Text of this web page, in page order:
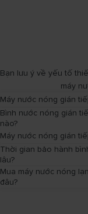
Bạn lưu ý về yếu tố
máy
Máy nước nóng gián
Bình nước nóng gián
nào?
Máy nước nóng gián
Thời gian bảo hành
lâu?
Mua máy nước nóng
đâu?